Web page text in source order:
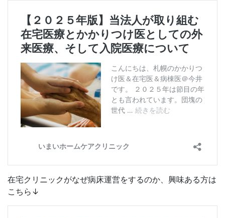
在宅クリニックがなぜ病床運営をするのか、興味ある方は
こちら↓